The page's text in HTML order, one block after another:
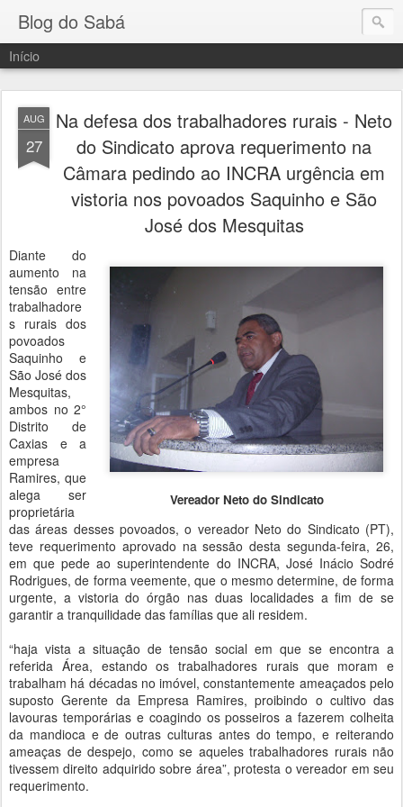
Blog do Sabá
Início
AUG
27
Na defesa dos trabalhadores rurais - Neto
do Sindicato aprova requerimento na
Câmara pedindo ao INCRA urgência em
vistoria nos povoados Saquinho e São
José dos Mesquitas
Vereador Neto do Sindicato
Diante do
aumento na
tensão entre
trabalhadore
s rurais dos
povoados
Saquinho e
São José dos
Mesquitas,
ambos no 2°
Distrito de
Caxias e a
empresa
Ramires, que
alega ser
proprietária
das áreas desses povoados, o vereador Neto do Sindicato (PT),
teve requerimento aprovado na sessão desta segunda-feira, 26,
em que pede ao superintendente do INCRA, José Inácio Sodré
Rodrigues, de forma veemente, que o mesmo determine, de forma
urgente, a vistoria do órgão nas duas localidades a fim de se
garantir a tranquilidade das famílias que ali residem.
“haja vista a situação de tensão social em que se encontra a
referida Área, estando os trabalhadores rurais que moram e
trabalham há décadas no imóvel, constantemente ameaçados pelo
suposto Gerente da Empresa Ramires, proibindo o cultivo das
lavouras temporárias e coagindo os posseiros a fazerem colheita
da mandioca e de outras culturas antes do tempo, e reiterando
ameaças de despejo, como se aqueles trabalhadores rurais não
tivessem direito adquirido sobre área”, protesta o vereador em seu
requerimento.